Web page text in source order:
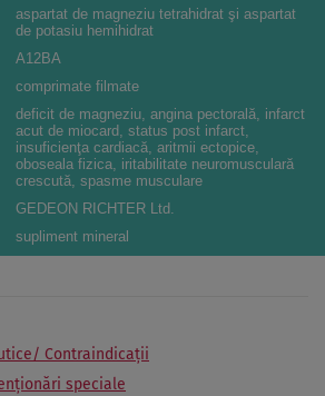
aspartat de magneziu tetrahidrat şi aspartat
de potasiu hemihidrat
A12BA
comprimate filmate
deficit de magneziu, angina pectorală, infarct
acut de miocard, status post infarct,
insuficienţa cardiacă, aritmii ectopice,
oboseala fizica, iritabilitate neuromusculară
crescută, spasme musculare
GEDEON RICHTER Ltd.
supliment mineral
Contraindicaţii
speciale